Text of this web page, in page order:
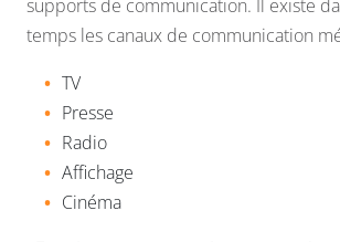
supports de communication. Il existe
temps les canaux de communication
TV
Presse
Radio
Affichage
Cinéma